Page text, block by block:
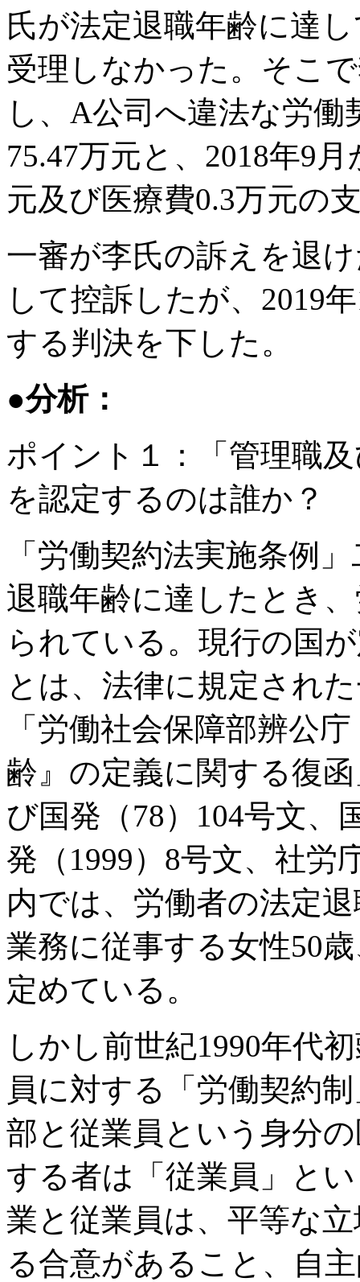
氏が法定退職年齢に達
受理しなかった。そこ
し、A公司へ違法な労
75.47万元と、2018年9
元及び医療費0.3万元の
一審が李氏の訴えを退
して控訴したが、2019
する判決を下した。
●分析：
ポイント１：「管理職
を認定するのは誰か？
「労働契約法実施条例
退職年齢に達したとき
られている。現行の国
とは、法律に規定され
「労働社会保障部辨公
齢』の定義に関する復
び国発（78）104号文、
発（1999）8号文、社労
内では、労働者の法定
業務に従事する女性50
定めている。
しかし前世紀1990年代
員に対する「労働契約
部と従業員という身分
する者は「従業員」と
業と従業員は、平等な
る合意があること、自